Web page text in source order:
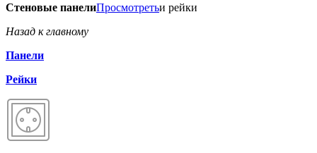
Стеновые панелиПросмотретьи рейки
Назад к главному
Панели
Рейки